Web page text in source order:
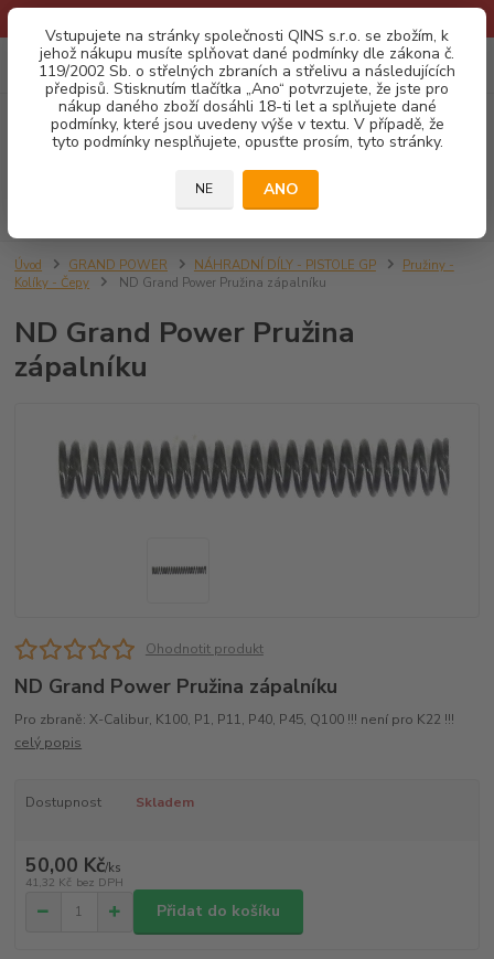
Vstupujete na stránky společnosti QINS s.r.o. se zbožím, k
jehož nákupu musíte splňovat dané podmínky dle zákona č.
119/2002 Sb. o střelných zbraních a střelivu a následujících
předpisů. Stisknutím tlačítka „Ano“ potvrzujete, že jste pro
nákup daného zboží dosáhli 18-ti let a splňujete dané
podmínky, které jsou uvedeny výše v textu. V případě, že
tyto podmínky nesplňujete, opusťte prosím, tyto stránky.
NE ANO
Menu
CZK 0
za0,00 Kč
Úvod GRAND POWER NÁHRADNÍ DÍLY - PISTOLE GP
Pružiny -
Kolíky - Čepy
ND Grand Power Pružina zápalníku
ND Grand Power Pružina
zápalníku
Ohodnotit produkt
ND Grand Power Pružina zápalníku
Pro zbraně: X-Calibur, K100, P1, P11, P40, P45, Q100 !!! není pro K22 !!!
celý popis
Dostupnost Skladem
50,00 Kč/ks
41,32 Kč bez DPH
Přidat do košíku